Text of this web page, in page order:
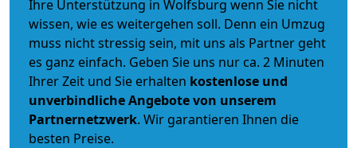
Ihre Unterstützung in Wolfsburg wenn Sie nicht
wissen, wie es weitergehen soll. Denn ein Umzug
muss nicht stressig sein, mit uns als Partner geht
es ganz einfach. Geben Sie uns nur ca. 2 Minuten
Ihrer Zeit und Sie erhalten kostenlose und
unverbindlicheAngebote von unserem
Partnernetzwerk. Wir garantieren Ihnen die
besten Preise.